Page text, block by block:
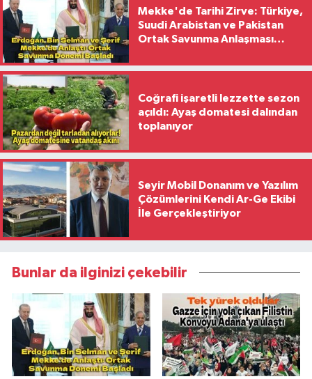
Mekke'de Tarihi Zirve: Türkiye,
Suudi Arabistan ve Pakistan
Ortak Savunma Anlaşması
Coğrafi işaretli lezzette sezon
açıldı: Ayaş domatesi dalından
toplanıyor
Seyir Mobil Donanım ve Yazılım
Çözümlerini Kendi Ar-Ge Ekibi
İle Gerçekleştiriyor
Bunlar da ilginizi çekebilir